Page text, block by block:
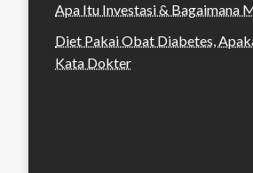
Apa Itu Investasi & Bagaimana
Diet Pakai Obat Diabetes,
Kata Dokter